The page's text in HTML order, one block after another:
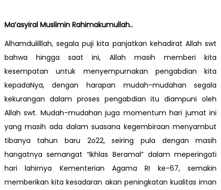
Ma’asyiral Muslimin Rahimakumullah..
Alhamdulilllah, segala puji kita panjatkan kehadirat Allah swt
bahwa hingga saat ini, Allah masih memberi kita
kesempatan untuk menyempurnakan pengabdian kita
kepadaNya, dengan harapan mudah-mudahan segala
kekurangan dalam proses pengabdian itu diampuni oleh
Allah swt. Mudah-mudahan juga momentum hari jumat ini
yang masih ada dalam suasana kegembiraan menyambut
tibanya tahun baru 2o22, seiring pula dengan masih
hangatnya semangat “Ikhlas Beramal” dalam meperingati
hari lahirnya Kementerian Agama RI ke-67, semakin
memberikan kita kesadaran akan peningkatan kualitas iman